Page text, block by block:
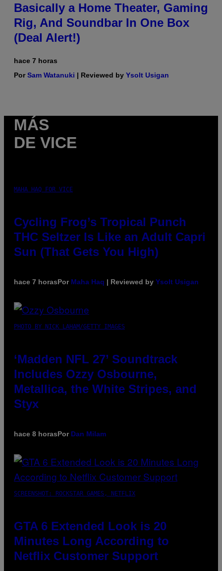
Basically a Home Theater, Gaming
Rig, And Soundbar In One Box
(Deal Alert!)
hace 7 horas
PorSam Watanuki | Reviewed by Ysolt Usigan
MÁS
DE VICE
MAHA HAQ FOR VICE
Cycling Frog’s Tropical Punch
THC Seltzer Is Like an Adult Capri
Sun (That Gets You High)
hace 7 horasPor Maha Haq | Reviewed by Ysolt Usigan
PHOTO BY NICK LAHAM/GETTY IMAGES
‘Madden NFL 27’ Soundtrack
Includes Ozzy Osbourne,
Metallica, the White Stripes, and
Styx
hace 8 horasPor Dan Milam
SCREENSHOT: ROCKSTAR GAMES, NETFLIX
GTA 6 Extended Look is 20
Minutes Long According to
Netflix Customer Support